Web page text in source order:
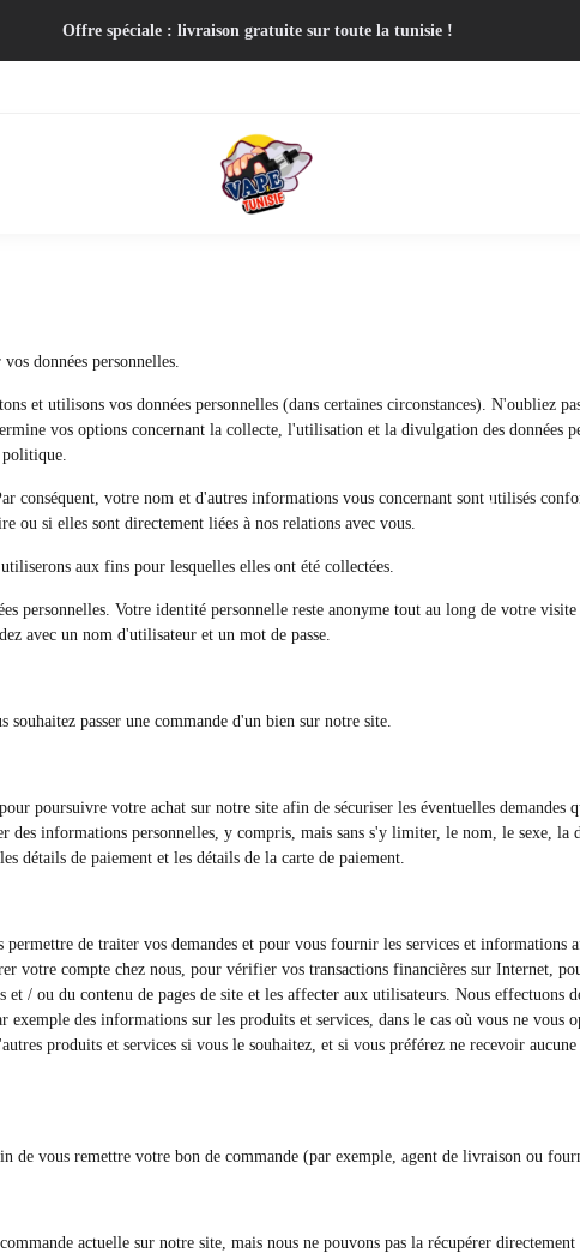
Offre spéciale : livraison gratuite sur toute la tunisie !
données personnelles.
et utilisons vos données personnelles (dans certaines circonstances). N'oubliez
vos options concernant la collecte, l'utilisation et la divulgation des données
politique.
conséquent, votre nom et d'autres informations vous concernant sont utilisés
ou si elles sont directement liées à nos relations avec vous.
aux fins pour lesquelles elles ont été collectées.
personnelles. Votre identité personnelle reste anonyme tout au long de votre
avec un nom d'utilisateur et un mot de passe.
passer une commande d'un bien sur notre site.
poursuivre votre achat sur notre site afin de sécuriser les éventuelles
informations personnelles, y compris, mais sans s'y limiter, le nom, le sexe, la
détails de paiement et les détails de la carte de paiement.
de traiter vos demandes et pour vous fournir les services et informations
votre compte chez nous, pour vérifier vos transactions financières sur Internet,
/ ou du contenu de pages de site et les affecter aux utilisateurs. Nous effectuons
des informations sur les produits et services, dans le cas où vous ne vous
produits et services si vous le souhaitez, et si vous préférez ne recevoir
de vous remettre votre bon de commande (par exemple, agent de livraison ou
actuelle sur notre site, mais nous ne pouvons pas la récupérer